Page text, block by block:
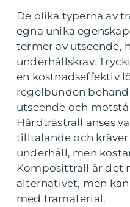
De olika typerna av
egna unika
termer av utseende,
underhållskrav.
en kostnadseffektiv
regelbunden
utseende och
Hårdträstrall anses
tilltalande och
underhåll, men
Komposittrall är det
alternativet, men
med trämaterial.